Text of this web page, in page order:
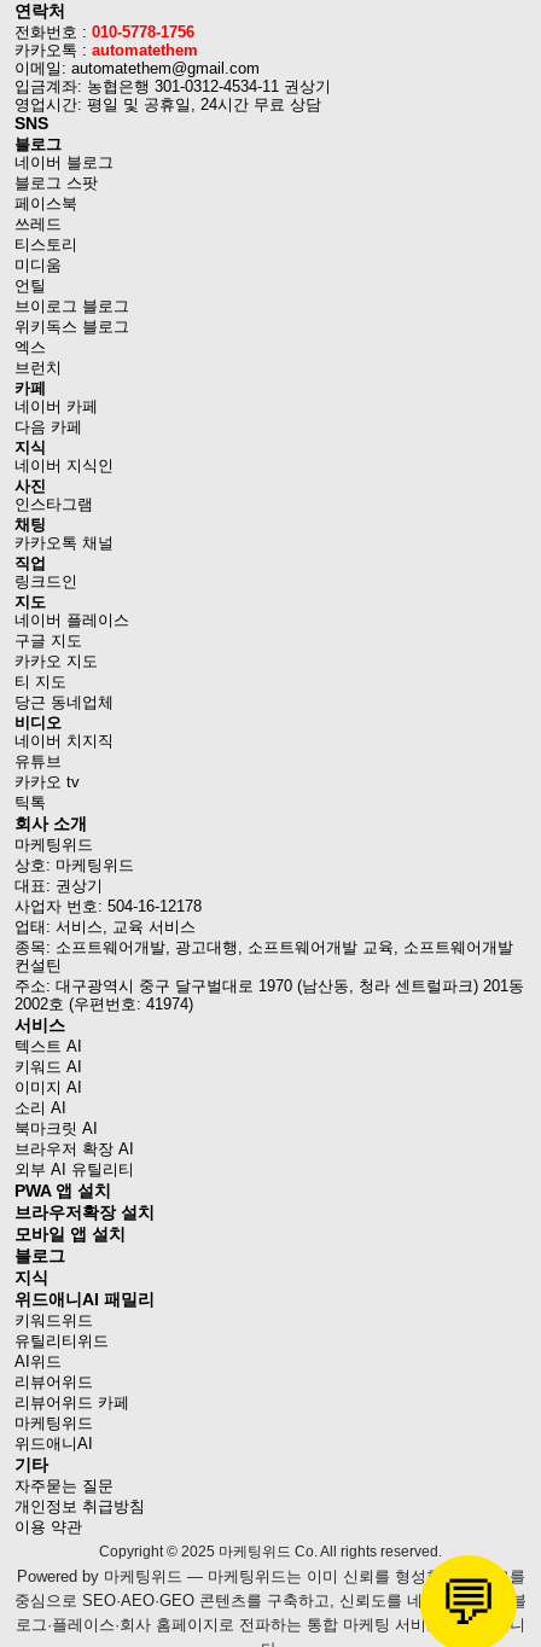
💬
연락처
전화번호 : 010-5778-1756
카카오톡 : automatethem
이메일: automatethem@gmail.com
입금계좌: 농협은행 301-0312-4534-11 권상기
영업시간: 평일 및 공휴일, 24시간 무료 상담
SNS
블로그
네이버 블로그
블로그 스팟
페이스북
쓰레드
티스토리
미디움
언틸
브이로그 블로그
위키독스 블로그
엑스
브런치
카페
네이버 카페
다음 카페
지식
네이버 지식인
사진
인스타그램
채팅
카카오톡 채널
직업
링크드인
지도
네이버 플레이스
구글 지도
카카오 지도
티 지도
당근 동네업체
비디오
네이버 치지직
유튜브
카카오 tv
틱톡
회사 소개
마케팅위드
상호: 마케팅위드
대표: 권상기
사업자 번호: 504-16-12178
업태: 서비스, 교육 서비스
종목: 소프트웨어개발, 광고대행, 소프트웨어개발 교육, 소프트웨어개발
컨설틴
주소: 대구광역시 중구 달구벌대로 1970 (남산동, 청라 센트럴파크) 201동
2002호 (우편번호: 41974)
서비스
텍스트 AI
키워드 AI
이미지 AI
소리 AI
북마크릿 AI
브라우저 확장 AI
외부 AI 유틸리티
PWA 앱 설치
브라우저확장 설치
모바일 앱 설치
블로그
지식
위드애니AI 패밀리
키워드위드
유틸리티위드
AI위드
리뷰어위드
리뷰어위드 카페
마케팅위드
위드애니AI
기타
자주묻는 질문
개인정보 취급방침
이용 약관
Copyright © 2025 마케팅위드 Co. All rights reserved.
Powered by 마케팅위드 — 마케팅위드는 이미 신뢰를 형성한 웹블로그를
중심으로 SEO·AEO·GEO 콘텐츠를 구축하고, 신뢰도를 네이버 브랜드 블
로그·플레이스·회사 홈페이지로 전파하는 통합 마케팅 서비스를 제공합니